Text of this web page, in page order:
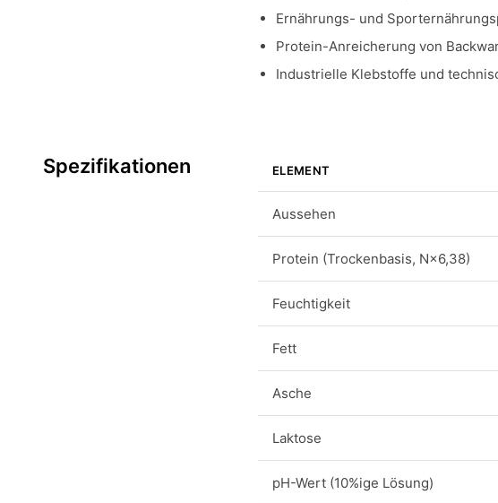
Ernährungs- und
Protein-Anreicherung von
Industrielle Klebstoffe und
Spezifikationen ELEMENT
Aussehen
Protein (Trockenbasis, N×6,38)
Feuchtigkeit
Fett
Asche
Laktose
pH-Wert (10%ige Lösung)